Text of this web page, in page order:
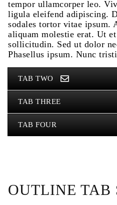
tempor ullamcorper leo.
ligula eleifend adipiscing.
sodales tortor vitae ipsum.
aliquam molestie erat. Ut
sollicitudin. Sed ut dolor
Phasellus ipsum. Nunc
TAB TWO
TAB THREE
TAB FOUR
OUTLINE TAB